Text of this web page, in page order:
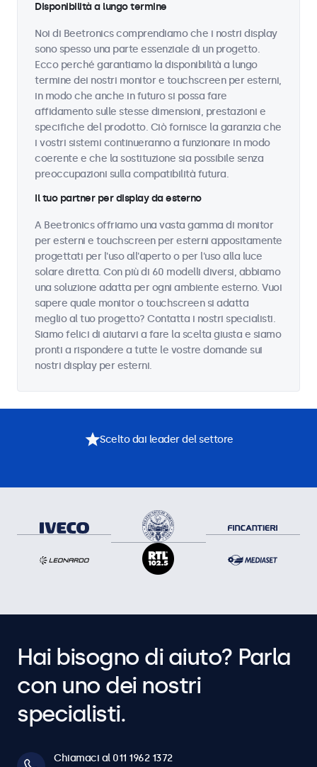
Disponibilità a lungo termine
Noi di Beetronics comprendiamo che i nostri display
sono spesso una parte essenziale di un progetto.
Ecco perché garantiamo la disponibilità a lungo
termine dei nostri monitor e touchscreen per esterni,
in modo che anche in futuro si possa fare
affidamento sulle stesse dimensioni, prestazioni e
specifiche del prodotto. Ciò fornisce la garanzia che
i vostri sistemi continueranno a funzionare in modo
coerente e che la sostituzione sia possibile senza
preoccupazioni sulla compatibilità futura.
Il tuo partner per display da esterno
A Beetronics offriamo una vasta gamma di monitor
per esterni e touchscreen per esterni appositamente
progettati per l'uso all'aperto o per l'uso alla luce
solare diretta. Con più di 60 modelli diversi, abbiamo
una soluzione adatta per ogni ambiente esterno. Vuoi
sapere quale monitor o touchscreen si adatta
meglio al tuo progetto? Contatta i nostri specialisti.
Siamo felici di aiutarvi a fare la scelta giusta e siamo
pronti a rispondere a tutte le vostre domande sui
nostri display per esterni.
Scelto dai leader del settore
Hai bisogno di aiuto? Parla
con uno dei nostri
specialisti.
Chiamaci al 011 1962 1372